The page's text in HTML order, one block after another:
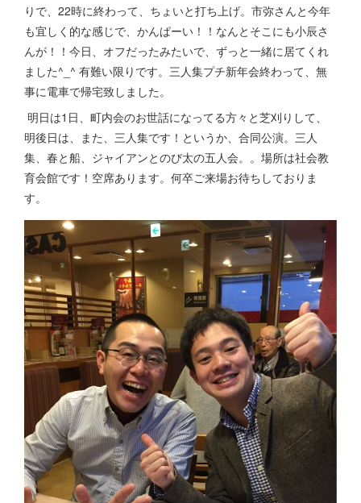
りで、22時に終わって、ちょいと打ち上げ。市弥さんと今年
も宜しく的な感じで、かんぱーい！！なんとそこにも小辰さ
んが！！今日、オフだったみたいで、ずっと一緒に居てくれ
ました^_^ 有難い限りです。三人集プチ新年会終わって、無
事に電車で帰宅致しました。
明日は1日、町内会のお世話になってる方々と芝刈りして、
明後日は、また、三人集です！というか、合同公演。三人
集、春と船、ジャイアンとのび太の五人会。。場所は社会教
育会館です！空席あります。何卒ご来場お待ちしておりま
す。